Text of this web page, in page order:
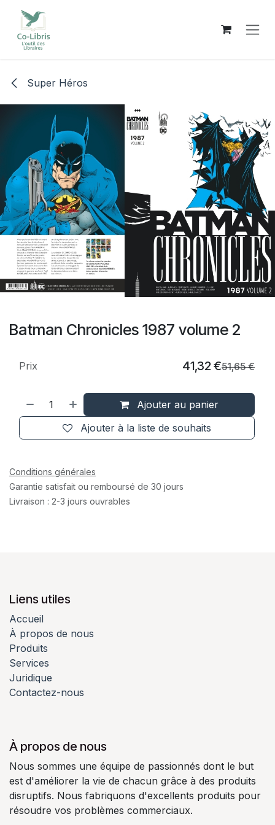
Se rendre au contenu
Super Héros
Batman Chronicles 1987 volume 2
Ajouter au panier
Ajouter à la liste de souhaits
Prix 41,32€51,65€
Conditions générales
Garantie satisfait ou remboursé de 30 jours
Livraison : 2-3 jours ouvrables
Liens utiles
Accueil
À propos de nous
Produits
Services
Juridique
Contactez-nous
À propos de nous
Nous sommes une équipe de passionnés dont le but
est d'améliorer la vie de chacun grâce à des produits
disruptifs. Nous fabriquons d'excellents produits pour
résoudre vos problèmes commerciaux.